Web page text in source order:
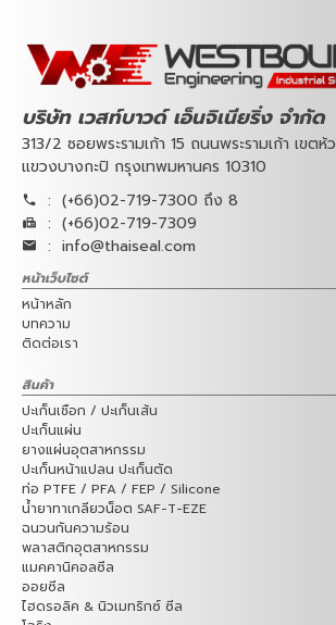
บริษัท เวสท์บาวด์ เอ็นจิเนียริ่ง จำกัด
313/2 ซอยพระรามเก้า 15 ถนนพระรามเก้า เขตห้
แขวงบางกะปิ กรุงเทพมหานคร 10310
: (+66)02-719-7300 ถึง 8
: (+66)02-719-7309
: info@thaiseal.com
หน้าเว็บไซต์
หน้าหลัก
บทความ
ติดต่อเรา
สินค้า
ปะเก็นเชือก / ปะเก็นเส้น
ปะเก็นแผ่น
ยางแผ่นอุตสาหกรรม
ปะเก็นหน้าแปลน ปะเก็นตัด
ท่อ PTFE / PFA / FEP / Silicone
น้ำยาทาเกลียวน็อต SAF-T-EZE
ฉนวนกันความร้อน
พลาสติกอุตสาหกรรม
แมคคานิคอลซีล
ออยซีล
ไฮดรอลิค & นิวเมทริกซ์ ซีล